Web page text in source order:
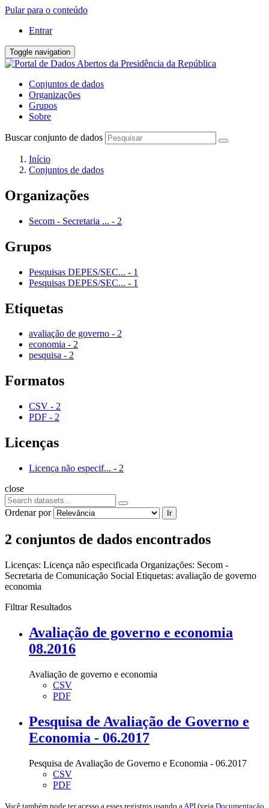
Pular para o conteúdo
Entrar
Toggle navigation
Conjuntos de dados
Organizações
Grupos
Sobre
Buscar conjunto de dados
Início
Conjuntos de dados
Organizações
Secom - Secretaria ... - 2
Grupos
Pesquisas DEPES/SEC... - 1
Pesquisas DEPES/SEC... - 1
Etiquetas
avaliação de governo - 2
economia - 2
pesquisa - 2
Formatos
CSV - 2
PDF - 2
Licenças
Licença não especif... - 2
close
Ordenar por Ir
2 conjuntos de dados encontrados
Licenças: Licença não especificada Organizações: Secom -
Secretaria de Comunicação Social Etiquetas: avaliação de governo
economia
Filtrar Resultados
Avaliação de governo e economia
08.2016
Avaliação de governo e economia
CSV
PDF
Pesquisa de Avaliação de Governo e
Economia - 06.2017
Pesquisa de Avaliação de Governo e Economia - 06.2017
CSV
PDF
Você também pode ter acesso a esses registros usando a API (veja Documentação